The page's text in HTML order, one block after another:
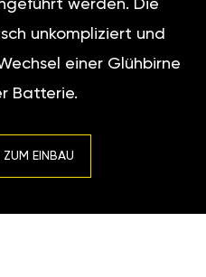
werden. Die
unkompliziert und
einer Glühbirne
Batterie.
EINBAU